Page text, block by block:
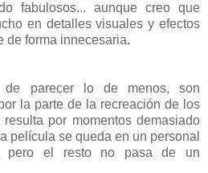
fabulosos... aunque creo que
en detalles visuales y efectos
de forma innecesaria.
de parecer lo de menos, son
la parte de la recreación de los
por momentos demasiado
película se queda en un personal
pero el resto no pasa de un